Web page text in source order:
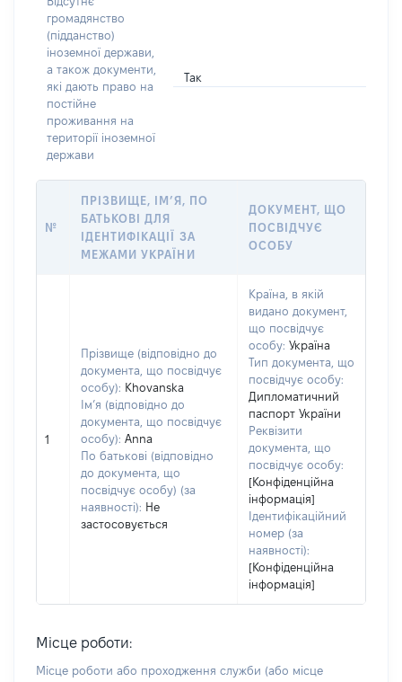
громадянство
(підданство)
іноземної держави,
а також документи,
які дають право на
постійне
проживання на
території іноземної
держави
Так
№
ПРІЗВИЩЕ, ІМ’Я, ПО
БАТЬКОВІ ДЛЯ
ІДЕНТИФІКАЦІЇ ЗА
МЕЖАМИ УКРАЇНИ
ДОКУМЕНТ, ЩО
ПОСВІДЧУЄ
ОСОБУ
1
Прізвище (відповідно до
документа, що посвідчує
особу): Khovanska
Ім’я (відповідно до
документа, що посвідчує
особу): Anna
По батькові (відповідно
до документа, що
посвідчує особу) (за
наявності): Не
застосовується
Країна, в якій
видано документ,
що посвідчує
особу: Україна
Тип документа, що
посвідчує особу:
Дипломатичний
паспорт України
Реквізити
документа, що
посвідчує особу:
[Конфіденційна
інформація]
Ідентифікаційний
номер (за
наявності):
[Конфіденційна
інформація]
Місце роботи:
Місце роботи або проходження служби (або місце